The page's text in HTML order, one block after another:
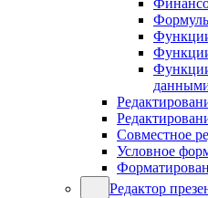
Совместное
Условное
Редактор